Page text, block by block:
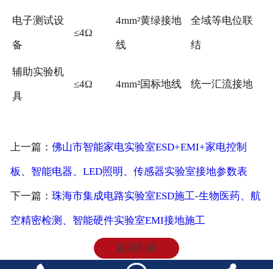
电子测试设
备
≤4Ω
4mm²黄绿接地
线
全域等电位联
结
辅助实验机
具
≤4Ω 4mm²国标地线 统一汇流接地
惠州市惠发科技｜防静电工程·高精度接地·防雷接地｜
上一篇： 佛山市智能家电实验室ESD+EMI+家电控制
板、智能电器、LED照明、传感器实验室接地参数表
下一篇： 珠海市集成电路实验室ESD施工-生物医药、航
空精密检测、智能硬件实验室EMI接地施工
返回列表